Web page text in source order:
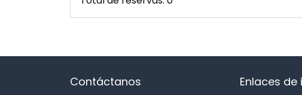
Contáctanos Enlaces de